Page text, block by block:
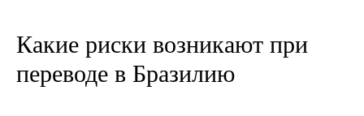
Какие риски возникают при
переводе в Бразилию